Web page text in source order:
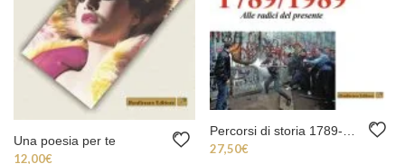
Una poesia per te
12,00€
27,50€